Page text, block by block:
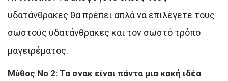
υδατάνθρακες θα πρέπει απλά να επιλέγετε τους
σωστούς υδατάνθρακες και τον σωστό τρόπο
μαγειρέματος.
Μύθος Νο 2: Tα σνακ είναι πάντα μια κακή ιδέα